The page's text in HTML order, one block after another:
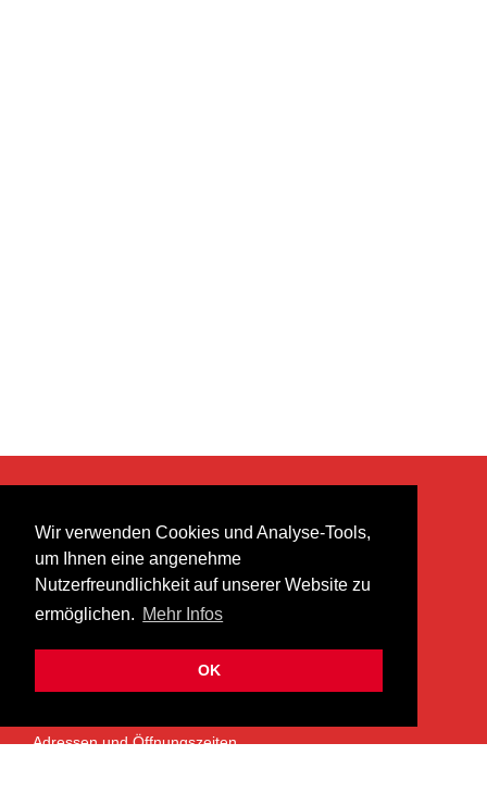
Wir verwenden Cookies und Analyse-Tools,
um Ihnen eine angenehme
Nutzerfreundlichkeit auf unserer Website zu
ermöglichen. Mehr Infos
OK
heer musik ag
Lättenstrasse 35
8952 Schlieren
info@heermusic.com
ÜBER UNS
Adressen und Öffnungszeiten